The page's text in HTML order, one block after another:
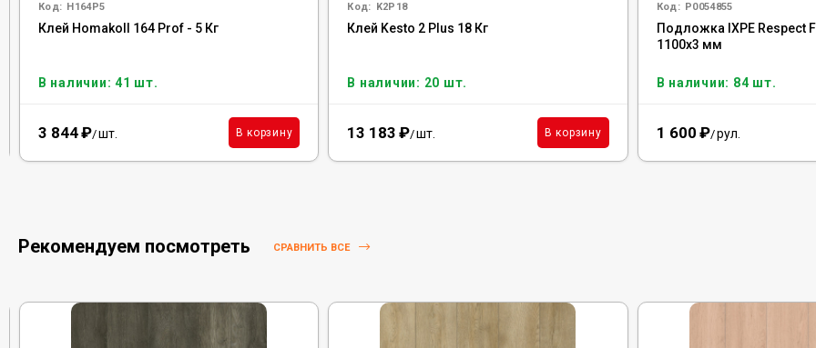
Код: H164P5
Клей Homakoll 164 Prof - 5 Кг
В наличии: 41 шт.
3 844₽/шт. В корзину
Код: K2P18
Клей Kesto 2 Plus 18 Кг
В наличии: 20 шт.
13 183 ₽/шт. В корзину
Код: Р0054855
Подложка IXPE Respect
1100х3 мм
В наличии: 84 шт.
1 600 ₽/рул.
Рекомендуем посмотреть СРАВНИТЬ ВСЕ